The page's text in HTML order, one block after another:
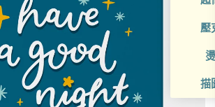
壓
描